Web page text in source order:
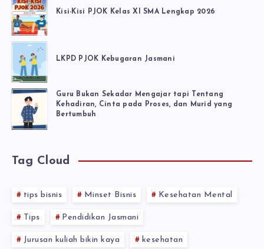
Kisi-Kisi PJOK Kelas XI SMA Lengkap 2026
LKPD PJOK Kebugaran Jasmani
Guru Bukan Sekadar Mengajar tapi Tentang
Kehadiran, Cinta pada Proses, dan Murid yang
Bertumbuh
Tag Cloud
tips bisnis Minset Bisnis Kesehatan Mental
Tips Pendidikan Jasmani
Jurusan kuliah bikin kaya kesehatan